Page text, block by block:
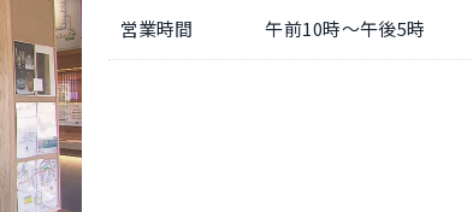
営業時間 午前10時～午後5時